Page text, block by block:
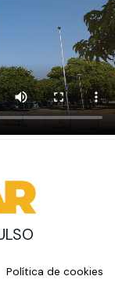
Política de cookies